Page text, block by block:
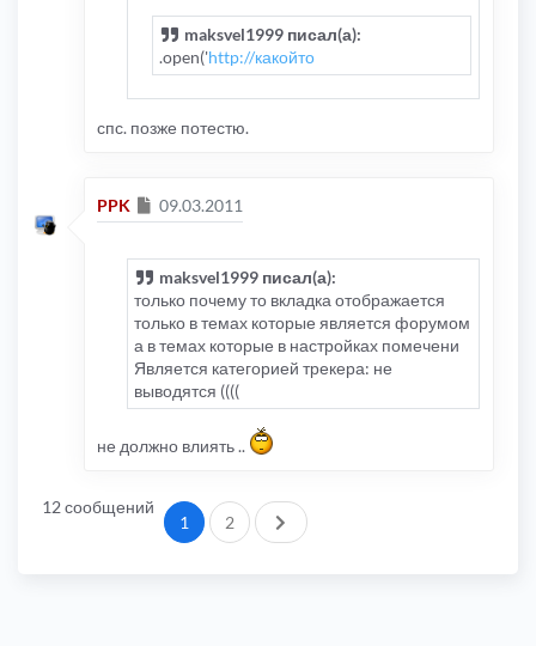
maksvel1999 писал(а):
.open('http://какойто
спс. позже потестю.
PPK Сообщение
09.03.2011
maksvel1999 писал(а):
только почему то вкладка отображается
только в темах которые является форумом
а в темах которые в настройках помечени
Является категорией трекера: не
выводятся ((((
не должно влиять ..
12 сообщений
1 2 След.